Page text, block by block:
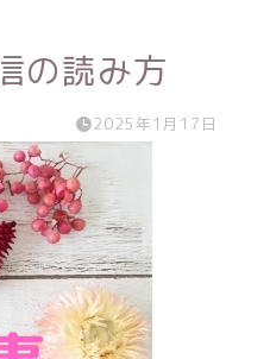
の読み方
2025年1月17日